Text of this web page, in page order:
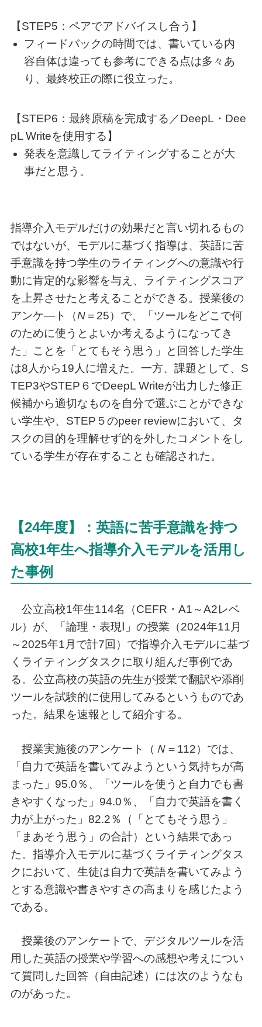
【STEP5：ペアでアドバイスし合う】
フィードバックの時間では、書いている内
容自体は違っても参考にできる点は多々あ
り、最終校正の際に役立った。
【STEP6：最終原稿を完成する／DeepL・Dee
pL Writeを使用する】
発表を意識してライティングすることが大
事だと思う。
指導介入モデルだけの効果だと言い切れるもの
ではないが、モデルに基づく指導は、英語に苦
手意識を持つ学生のライティングへの意識や行
動に肯定的な影響を与え、ライティングスコア
を上昇させたと考えることができる。授業後の
アンケ—ト（N＝25）で、「ツールをどこで何
のために使うとよいか考えるようになってき
た」ことを「とてもそう思う」と回答した学生
は8人から19人に増えた。一方、課題として、S
TEP3やSTEP６でDeepL Writeが出力した修正
候補から適切なものを自分で選ぶことができな
い学生や、STEP５のpeer reviewにおいて、タ
スクの目的を理解せず的を外したコメントをし
ている学生が存在することも確認された。
【24年度】：英語に苦手意識を持つ
高校1年生へ指導介入モデルを活用し
た事例
公立高校1年生114名（CEFR・A1～A2レベ
ル）が、「論理・表現Ⅰ」の授業（2024年11月
～2025年1月で計7回）で指導介入モデルに基づ
くライティングタスクに取り組んだ事例であ
る。公立高校の英語の先生が授業で翻訳や添削
ツールを試験的に使用してみるというものであ
った。結果を速報として紹介する。
授業実施後のアンケート（ Ｎ ＝112）では、
「自力で英語を書いてみようという気持ちが高
まった」95.0％、「ツールを使うと自力でも書
きやすくなった」94.0％、「自力で英語を書く
力が上がった」82.2％（「とてもそう思う」
「まあそう思う」の合計）という結果であっ
た。指導介入モデルに基づくライティングタス
クにおいて、生徒は自力で英語を書いてみよう
とする意識や書きやすさの高まりを感じたよう
である。
授業後のアンケートで、デジタルツールを活
用した英語の授業や学習への感想や考えについ
て質問した回答（自由記述）には次のようなも
のがあった。